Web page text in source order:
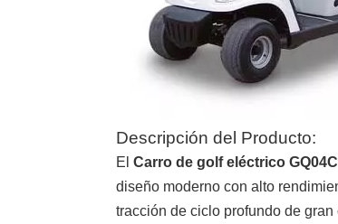
Descripción del Producto:
El Carro de golf eléctrico GQ04C
diseño moderno con alto
tracción de ciclo profundo de